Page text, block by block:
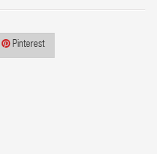
Pinterest